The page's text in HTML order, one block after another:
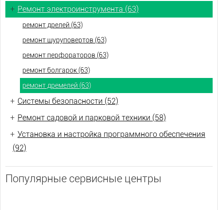
+ Ремонт электроинструмента (63)
ремонт дрелей (63)
ремонт шуруповертов (63)
ремонт перфораторов (63)
ремонт болгарок (63)
ремонт дремелей (63)
+ Системы безопасности (52)
+ Ремонт садовой и парковой техники (58)
+ Установка и настройка программного обеспечения
(92)
Популярные сервисные центры